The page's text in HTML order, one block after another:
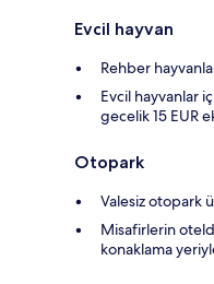
Evcil hayvan
Rehber
Evcil hayvanlar
gecelik 15 EUR
Otopark
Valesiz otopark
Misafirlerin
konaklama